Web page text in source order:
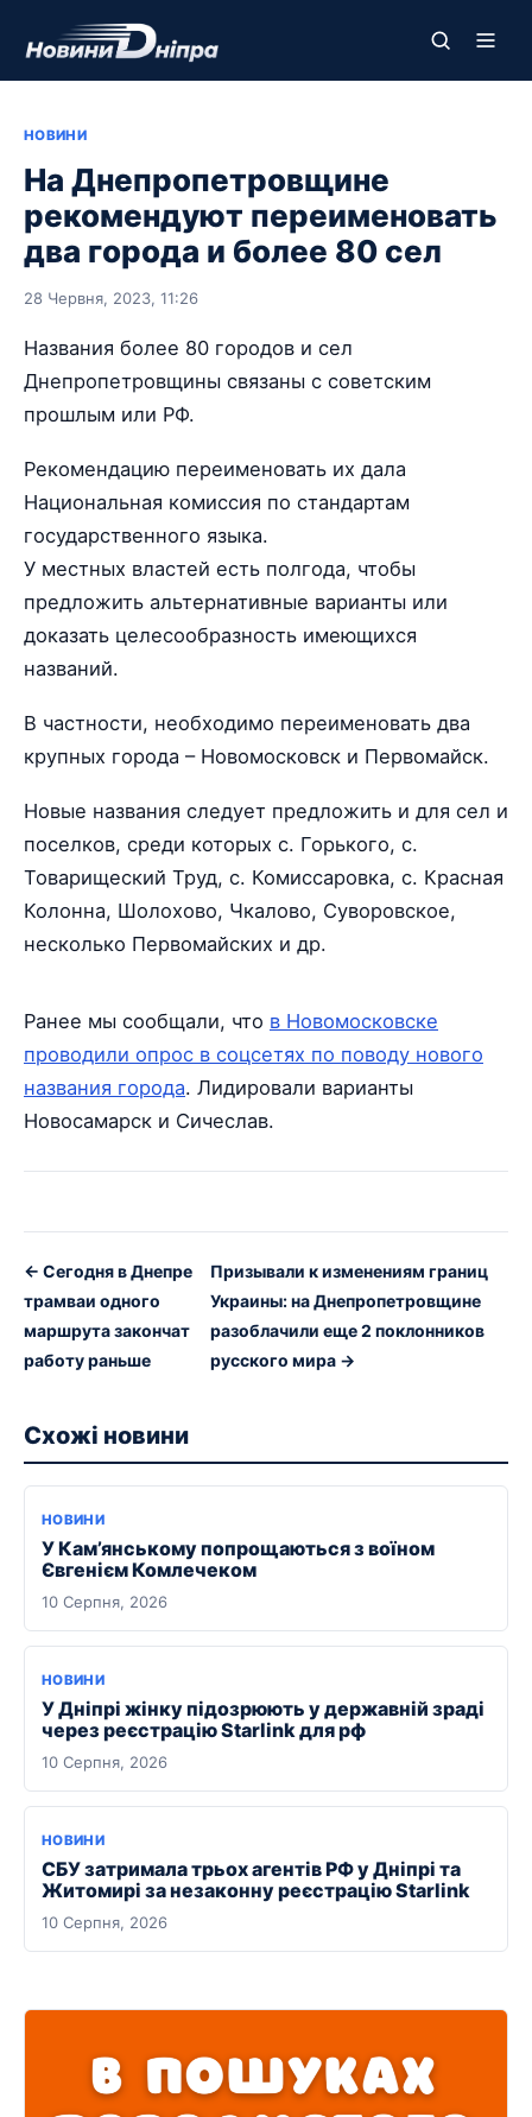
НОВИНИ
На Днепропетровщине
рекомендуют переименовать
два города и более 80 сел
28 Червня, 2023, 11:26
Названия более 80 городов и сел
Днепропетровщины связаны с советским
прошлым или РФ.
Рекомендацию переименовать их дала
Национальная комиссия по стандартам
государственного языка.
У местных властей есть полгода, чтобы
предложить альтернативные варианты или
доказать целесообразность имеющихся
названий.
В частности, необходимо переименовать два
крупных города – Новомосковск и Первомайск.
Новые названия следует предложить и для сел и
поселков, среди которых с. Горького, с.
Товарищеский Труд, с. Комиссаровка, с. Красная
Колонна, Шолохово, Чкалово, Суворовское,
несколько Первомайских и др.
Ранее мы сообщали, что в Новомосковске
проводили опрос в соцсетях по поводу нового
названия города. Лидировали варианты
Новосамарск и Сичеслав.
← Сегодня в Днепре
трамваи одного
маршрута закончат
работу раньше
Призывали к изменениям границ
Украины: на Днепропетровщине
разоблачили еще 2 поклонников
русского мира →
Схожі новини
НОВИНИ
У Кам’янському попрощаються з воїном
Євгенієм Комлечеком
10 Серпня, 2026
НОВИНИ
У Дніпрі жінку підозрюють у державній зраді
через реєстрацію Starlink для рф
10 Серпня, 2026
НОВИНИ
СБУ затримала трьох агентів РФ у Дніпрі та
Житомирі за незаконну реєстрацію Starlink
10 Серпня, 2026